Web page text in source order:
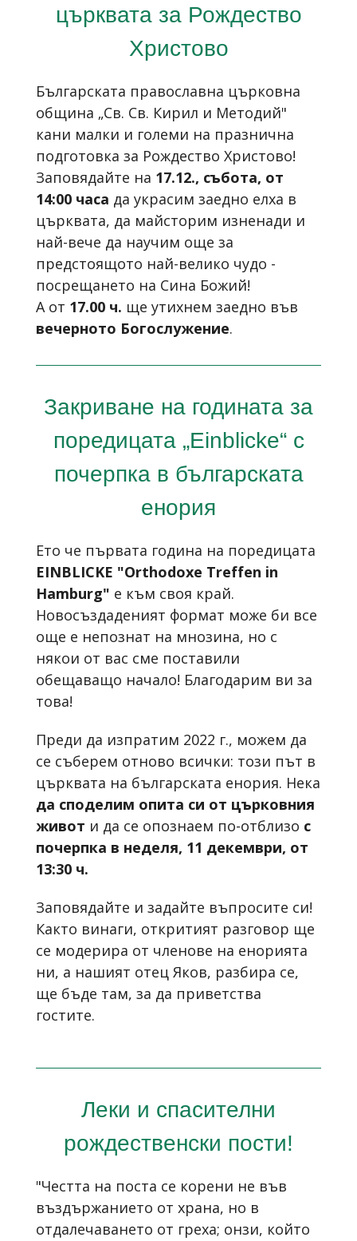
църквата за Рождество
Христово
Българската православна църковна
община „Св. Св. Кирил и Методий"
кани малки и големи на празнична
подготовка за Рождество Христово!
Заповядайте на 17.12., събота, от
14:00 часа да украсим заедно елха в
църквата, да майсторим изненади и
най-вече да научим още за
предстоящото най-велико чудо -
посрещането на Сина Божий!
A oт 17.00 ч. ще утихнем заедно във
вечерното Богослужение.
Закриване на годината за
поредицата „Einblickе“ с
почерпка в българската
енория
Ето че първата година на поредицата
EINBLICKE "Orthodoxe Treffen in
Hamburg" е към своя край.
Новосъздаденият формат може би все
още е непознат на мнозина, но с
някои от вас сме поставили
обещаващо начало! Благодарим ви за
това!
Преди да изпратим 2022 г., можем да
се съберем отново всички: този път в
църквата на българската енория. Нека
да споделим опита си от църковния
живот и да се опознаем по-отблизо с
почерпка в неделя, 11 декември, от
13:30 ч.
Заповядайте и задайте въпросите си!
Както винаги, откритият разговор ще
се модерира от членове на енорията
ни, а нашият отец Яков, разбира се,
ще бъде там, за да приветства
гостите.
Леки и спасителни
рождественски пости!
"Честта на поста се корени не във
въздържанието от храна, но в
отдалечаването от греха; онзи, който